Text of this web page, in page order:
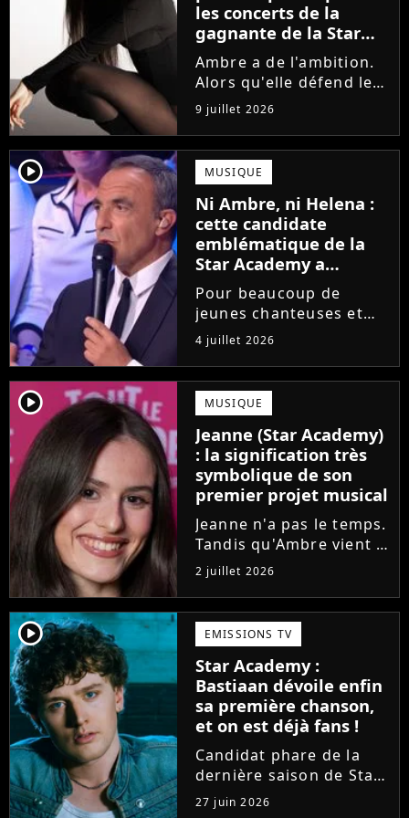
les concerts de la
gagnante de la Star
Academy !
Ambre a de l'ambition.
Alors qu'elle défend le
single J'me demande et
qu'elle prépare son
premier album, la
gagnante de la dernière
saison de la Star
Academy annonce les
dates de sa...
9 juillet 2026
player2 MUSIQUE
Ni Ambre, ni Helena :
cette candidate
emblématique de la
Star Academy a
souffert après
l'émission, "J'étais
traitée de potiche"
Pour beaucoup de
jeunes chanteuses et
chanteurs, la Star
Academy est un rêve.
Mais comme l'a rappelé
une ancienne gagnante,
l'émission de TF1 n'est
pas toujours simple à
vivre.
4 juillet 2026
player2 MUSIQUE
Jeanne (Star Academy)
: la signification très
symbolique de son
premier projet musical
Jeanne n'a pas le temps.
Tandis qu'Ambre vient à
peine de dévoiler son
premier single, l'ex-
candidate de la Star
Academy s'apprête à
sortir un troisième titre
(Les règles) et vient...
2 juillet 2026
player2 EMISSIONS TV
Star Academy :
Bastiaan dévoile enfin
sa première chanson,
et on est déjà fans !
Candidat phare de la
dernière saison de Star
Academy, Bastiaan fait
27 juin 2026